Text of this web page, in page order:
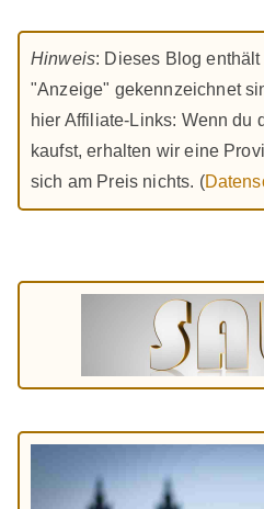
Hinweis: Dieses Blog
"Anzeige" gekennzeichnet
hier Affiliate-Links: Wenn du
kaufst, erhalten wir eine
sich am Preis nichts. (